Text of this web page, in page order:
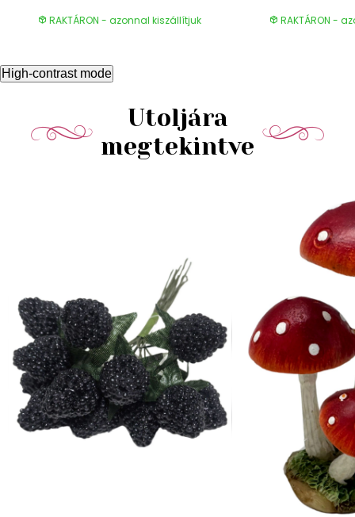
RAKTÁRON - azonnal kiszállítjuk RAKTÁRON -
High-contrast mode
Utoljára
megtekintve